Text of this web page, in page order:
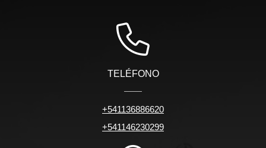
TELÉFONO
+541136886620
+541146230299